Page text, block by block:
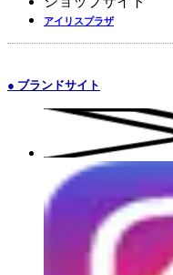
アイリスプラザ
● ブランドサイト